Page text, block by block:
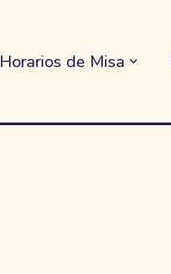
Horarios de Misa